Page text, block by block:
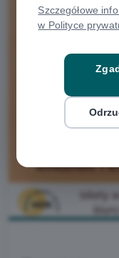
Szczegółowe
w Polityce